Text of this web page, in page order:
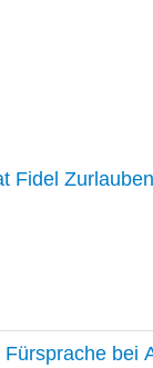
Fidel
bei